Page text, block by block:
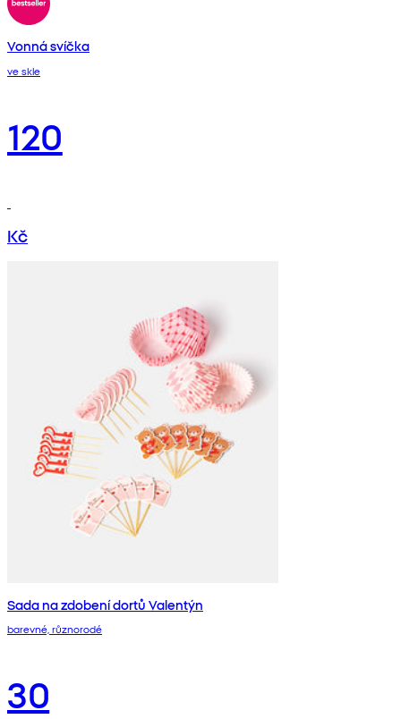
Vonná svíčka
ve skle
120
Kč
Sada na zdobení dortů Valentýn
barevné, různorodé
30